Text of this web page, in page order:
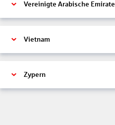
Vereinigte Arabische Emirate
Vietnam
Zypern